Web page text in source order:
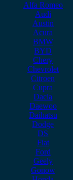
Alfa Romeo
Audi
Austin
Acura
BMW
BYD
Chery
Chevrolet
Citroen
Cupra
Dacia
Daewoo
Daihatsu
Dodge
DS
Fiat
Ford
Geely
Gonow